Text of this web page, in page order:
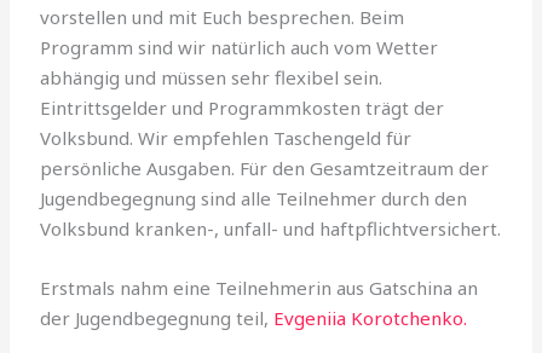
vorstellen und mit Euch besprechen. Beim
Programm sind wir natürlich auch vom Wetter
abhängig und müssen sehr flexibel sein.
Eintrittsgelder und Programmkosten trägt der
Volksbund. Wir empfehlen Taschengeld für
persönliche Ausgaben. Für den Gesamtzeitraum der
Jugendbegegnung sind alle Teilnehmer durch den
Volksbund kranken-, unfall- und haftpflichtversichert.
Erstmals nahm eine Teilnehmerin aus Gatschina an
der Jugendbegegnung teil, Evgeniia Korotchenko.